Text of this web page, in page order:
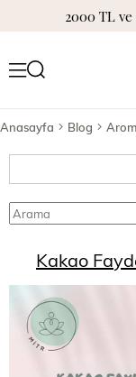
2000 TL
Anasayfa Blog
Kakao